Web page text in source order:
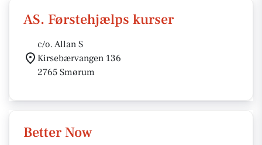
AS. Førstehjælps kurser
c/o. Allan S
Kirsebærvangen 136
2765 Smørum
Better Now